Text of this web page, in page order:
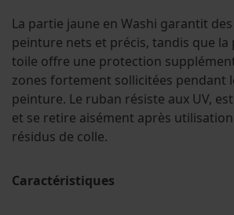
La partie jaune en Washi garantit
peinture nets et précis, tandis que la
toile offre une protection
zones fortement sollicitées pendant
peinture. Le ruban résiste aux UV,
et se retire aisément après
résidus de colle.
Caractéristiques